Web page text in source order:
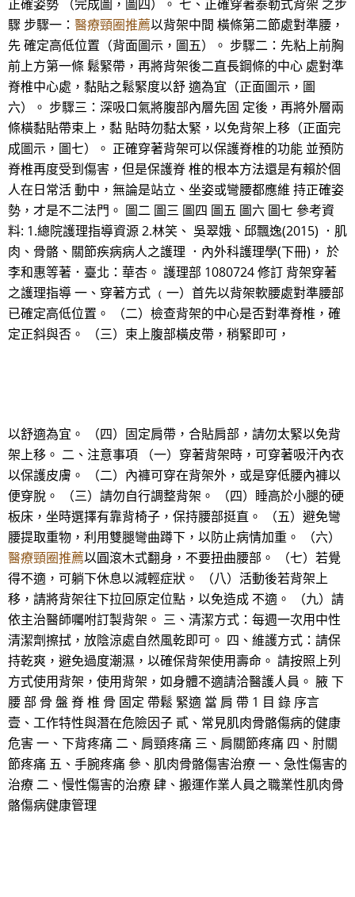
正確姿勢 （完成圖，圖四）。 七、正確穿著泰勒式背架 之步
驟 步驟一： 醫療頸圈推薦以背架中間 橫條第二節處對準腰，
先 確定高低位置（背面圖示，圖五）。 步驟二：先粘上前胸
前上方第一條 鬆緊帶，再將背架後二直長鋼條的中心 處對準
脊椎中心處，黏貼之鬆緊度以舒 適為宜（正面圖示，圖
六）。 步驟三：深吸口氣將腹部內層先固 定後，再將外層兩
條橫黏貼帶束上，黏 貼時勿黏太緊，以免背架上移（正面完
成圖示，圖七）。 正確穿著背架可以保護脊椎的功能 並預防
脊椎再度受到傷害，但是保護脊 椎的根本方法還是有賴於個
人在日常活 動中，無論是站立、坐姿或彎腰都應維 持正確姿
勢，才是不二法門。 圖二 圖三 圖四 圖五 圖六 圖七 參考資
料: 1.總院護理指導資源 2.林笑、 吳翠娥、邱飄逸(2015) ．肌
肉、骨骼、關節疾病病人之護理 ．內外科護理學(下冊)， 於
李和惠等著．臺北：華杏。 護理部 1080724 修訂 背架穿著
之護理指導 一、穿著方式 ﹙一）首先以背架軟腰處對準腰部
已確定高低位置。 （二）檢查背架的中心是否對準脊椎，確
定正斜與否。 （三）束上腹部橫皮帶，稍緊即可，
以舒適為宜。 （四）固定肩帶，合貼肩部，請勿太緊以免背
架上移。 二、注意事項 （一）穿著背架時，可穿著吸汗內衣
以保護皮膚。 （二）內褲可穿在背架外，或是穿低腰內褲以
便穿脫。 （三）請勿自行調整背架。 （四）睡高於小腿的硬
板床，坐時選擇有靠背椅子，保持腰部挺直。 （五）避免彎
腰提取重物，利用雙腿彎曲蹲下，以防止病情加重。 （六）
醫療頸圈推薦以圓滾木式翻身，不要扭曲腰部。 （七）若覺
得不適，可躺下休息以減輕症狀。 （八）活動後若背架上
移，請將背架往下拉回原定位點，以免造成 不適。 （九）請
依主治醫師囑咐訂製背架。 三、清潔方式：每週一次用中性
清潔劑擦拭，放陰涼處自然風乾即可。 四、維護方式：請保
持乾爽，避免過度潮濕，以確保背架使用壽命。 請按照上列
方式使用背架，使用背架，如身體不適請洽醫護人員。 腋 下
腰 部 骨 盤 脊 椎 骨 固定 帶鬆 緊適 當 肩 帶 1 目 錄 序言
壹、工作特性與潛在危險因子 貳、常見肌肉骨骼傷病的健康
危害 一、下背疼痛 二、肩頸疼痛 三、肩關節疼痛 四、肘關
節疼痛 五、手腕疼痛 參、肌肉骨骼傷害治療 一、急性傷害的
治療 二、慢性傷害的治療 肆、搬運作業人員之職業性肌肉骨
骼傷病健康管理